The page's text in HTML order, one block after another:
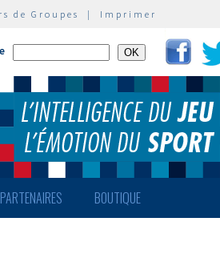
de Groupes | Imprimer
PARTENAIRES BOUTIQUE